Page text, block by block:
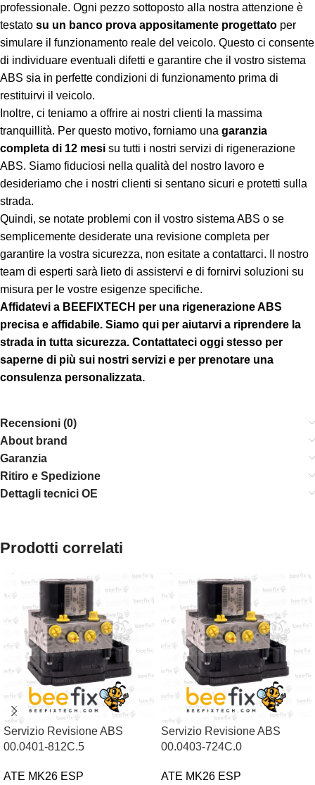
professionale. Ogni pezzo sottoposto alla nostra attenzione è
testato su un banco prova appositamente progettato per
simulare il funzionamento reale del veicolo. Questo ci consente
di individuare eventuali difetti e garantire che il vostro sistema
ABS sia in perfette condizioni di funzionamento prima di
restituirvi il veicolo.
Inoltre, ci teniamo a offrire ai nostri clienti la massima
tranquillità. Per questo motivo, forniamo una garanzia
completa di 12 mesi su tutti i nostri servizi di rigenerazione
ABS. Siamo fiduciosi nella qualità del nostro lavoro e
desideriamo che i nostri clienti si sentano sicuri e protetti sulla
strada.
Quindi, se notate problemi con il vostro sistema ABS o se
semplicemente desiderate una revisione completa per
garantire la vostra sicurezza, non esitate a contattarci. Il nostro
team di esperti sarà lieto di assistervi e di fornirvi soluzioni su
misura per le vostre esigenze specifiche.
Affidatevi a BEEFIXTECH per una rigenerazione ABS
precisa e affidabile. Siamo qui per aiutarvi a riprendere la
strada in tutta sicurezza. Contattateci oggi stesso per
saperne di più sui nostri servizi e per prenotare una
consulenza personalizzata.
Recensioni (0)
About brand
Garanzia
Ritiro e Spedizione
Dettagli tecnici OE
Prodotti correlati
Servizio Revisione ABS
00.0401-812C.5
ATE MK26 ESP
Servizio Revisione ABS
00.0403-724C.0
ATE MK26 ESP